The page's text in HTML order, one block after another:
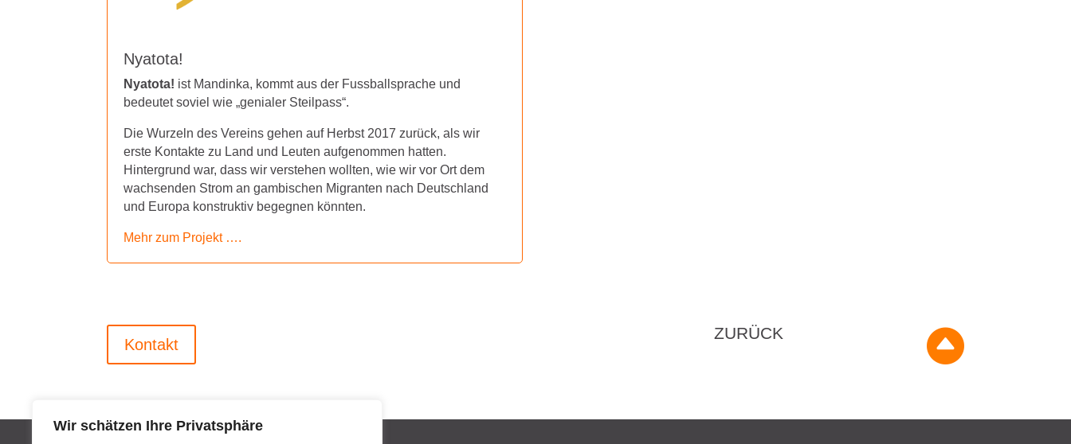
Wir schätzen Ihre Privatsphäre
Nyatota!
Nyatota! ist Mandinka, kommt aus der Fussballsprache und
bedeutet soviel wie „genialer Steilpass“.
Die Wurzeln des Vereins gehen auf Herbst 2017 zurück, als wir
erste Kontakte zu Land und Leuten aufgenommen hatten.
Hintergrund war, dass wir verstehen wollten, wie wir vor Ort dem
wachsenden Strom an gambischen Migranten nach Deutschland
und Europa konstruktiv begegnen könnten.
Mehr zum Projekt ….
Kontakt
ZURÜCK 